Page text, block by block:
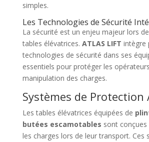
simples.
Les Technologies de Sécurité
La sécurité est un enjeu majeur lors
tables élévatrices. ATLAS LIFT intègre
technologies de sécurité dans ses
essentiels pour protéger les
manipulation des charges.
Systèmes de
Les tables élévatrices équipées de
butées escamotables sont
les charges lors de leur transport. Ces